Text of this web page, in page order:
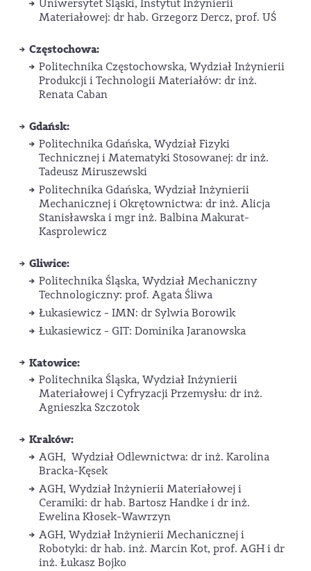
Uniwersytet Śląski, Instytut Inżynierii
Materiałowej: dr hab. Grzegorz Dercz, prof. UŚ
Częstochowa:
Politechnika Częstochowska, Wydział Inżynierii
Produkcji i Technologii Materiałów: dr inż.
Renata Caban
Gdańsk:
Politechnika Gdańska, Wydział Fizyki
Technicznej i Matematyki Stosowanej: dr inż.
Tadeusz Miruszewski
Politechnika Gdańska, Wydział Inżynierii
Mechanicznej i Okrętownictwa: dr inż. Alicja
Stanisławska i mgr inż. Balbina Makurat-
Kasprolewicz
Gliwice:
Politechnika Śląska, Wydział Mechaniczny
Technologiczny: prof. Agata Śliwa
Łukasiewicz - IMN: dr Sylwia Borowik
Łukasiewicz - GIT: Dominika Jaranowska
Katowice:
Politechnika Śląska, Wydział Inżynierii
Materiałowej i Cyfryzacji Przemysłu: dr inż.
Agnieszka Szczotok
Kraków:
AGH, Wydział Odlewnictwa: dr inż. Karolina
Bracka-Kęsek
AGH, Wydział Inżynierii Materiałowej i
Ceramiki: dr hab. Bartosz Handke i dr inż.
Ewelina Kłosek-Wawrzyn
AGH, Wydział Inżynierii Mechanicznej i
Robotyki: dr hab. inż. Marcin Kot, prof. AGH i dr
inż. Łukasz Bojko